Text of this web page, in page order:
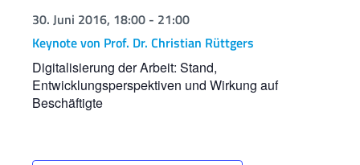
30. Juni 2016, 18:00 - 21:00
Keynote von Prof. Dr. Christian Rüttgers
Digitalisierung der Arbeit: Stand,
Entwicklungsperspektiven und Wirkung auf
Beschäftigte